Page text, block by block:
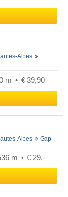
Alpes
m € 39,90
Alpes Gap
m € 29,-